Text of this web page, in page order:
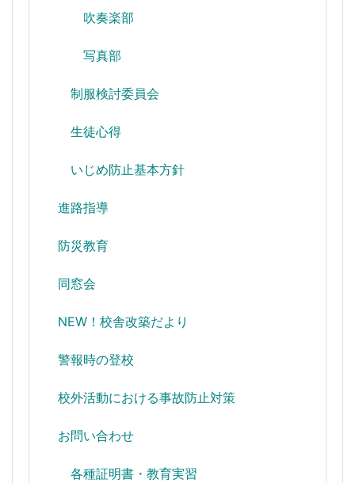
吹奏楽部
写真部
制服検討委員会
生徒心得
いじめ防止基本方針
進路指導
防災教育
同窓会
NEW！校舎改築だより
警報時の登校
校外活動における事故防止対策
お問い合わせ
各種証明書・教育実習